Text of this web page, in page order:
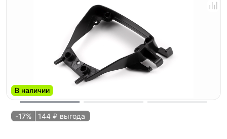
В наличии
-17% 144 ₽ выгода